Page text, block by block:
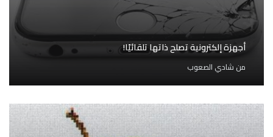
أجهزة إلكترونية تصلح ذاتها تلقائيًا!
من شادي الصعوب